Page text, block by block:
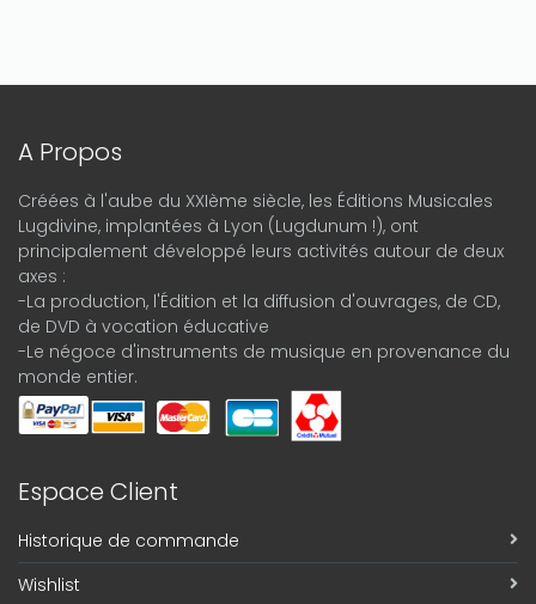
A Propos
Créées à l'aube du XXIème siècle, les Éditions Musicales
Lugdivine, implantées à Lyon (Lugdunum !), ont
principalement développé leurs activités autour de deux
axes :
-La production, l'Édition et la diffusion d'ouvrages, de CD,
de DVD à vocation éducative
-Le négoce d'instruments de musique en provenance du
monde entier.
Espace Client
Historique de commande
Wishlist